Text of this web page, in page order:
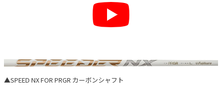
▲SPEED NX FOR PRGR カーボンシャフト